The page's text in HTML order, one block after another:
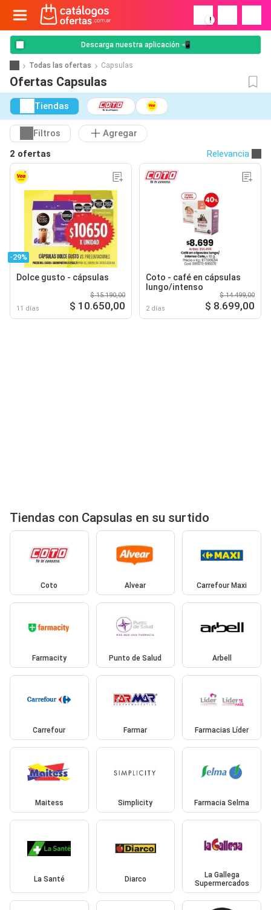
!
Descarga nuestra aplicación 📲
Todas las ofertas Capsulas
Ofertas Capsulas
Tiendas
Filtros
Agregar
2 ofertas
Relevancia
-29%
Dolce gusto - cápsulas
11 días
$ 15.190,00
$ 10.650,00
Coto - café en cápsulas
lungo/intenso
2 días
$ 14.499,00
$ 8.699,00
Tiendas con Capsulas en su surtido
Coto Alvear Carrefour Maxi
Farmacity Punto de Salud Arbell
Carrefour Farmar Farmacias Líder
Maitess Simplicity Farmacia Selma
La Santé Diarco
La Gallega
Supermercados